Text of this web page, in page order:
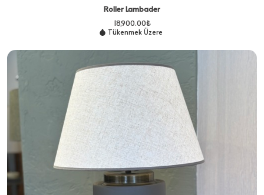
Roller Lambader
18,900.00₺
Tükenmek Üzere